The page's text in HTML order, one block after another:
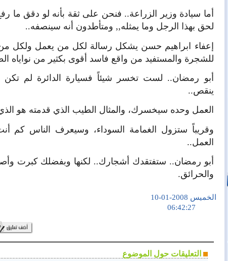
أما سيادة وزير الزراعة.. فنحن على ثقة بأنه لو دقق ما
لحق بهذا الرجل وما يمثله,, ومتأطدون أنه سينصفه..
إعفاء ابراهيم حسن يشكل رسالة لكل من يعمل ولكل من
للشجرة والمستفيد من واقع فاسد أقوى بكثير من نواياه
أبو رمضان.. لست تخسر شيئاً فسيارة الدائرة لم تكن
ينقص..
العمل وحده سيخسرك، والمثال الطيب الذي قدمته هو
وقريباً ستزول الغمامة السوداء، وسيعرف الناس كم
العمل..
أبو رمضان.. ستفتقدك أشجارك.. لكنها وبفضلك كبرت
والحرائق.
الخميس 2008-01-10